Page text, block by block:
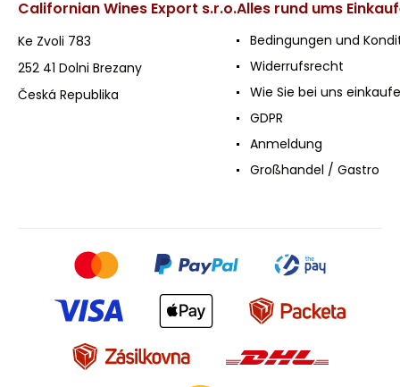
Californian Wines Export s.r.o.
Ke Zvoli 783
252 41 Dolni Brezany
Česká Republika
Alles rund ums
Bedingungen und
Widerrufsrecht
Wie Sie bei uns
GDPR
Anmeldung
Großhandel / Gastro